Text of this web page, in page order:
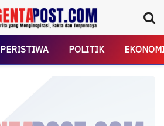
PERISTIWA POLITIK